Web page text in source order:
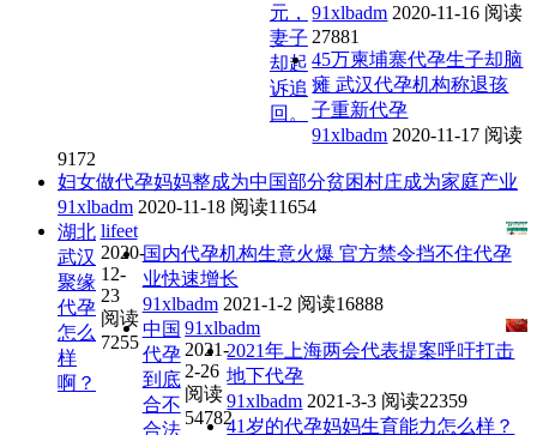
元，
妻子
却起
诉追
回。
91xlbadm 2020-11-16 阅读
27881
45万柬埔寨代孕生子却脑
瘫 武汉代孕机构称退孩
子重新代孕
91xlbadm 2020-11-17 阅读
9172
妇女做代孕妈妈整成为中国部分贫困村庄成为家庭产业
91xlbadm 2020-11-18 阅读11654
湖北
武汉
聚缘
代孕
怎么
样
啊？
lifeet
2020-
12-
23
阅读
7255
国内代孕机构生意火爆 官方禁令挡不住代孕
业快速增长
91xlbadm 2021-1-2 阅读16888
中国
代孕
到底
合不
合法
91xlbadm
2021-
2-26
阅读
54782
2021年上海两会代表提案呼吁打击
地下代孕
91xlbadm 2021-3-3 阅读22359
41岁的代孕妈妈生育能力怎么样？